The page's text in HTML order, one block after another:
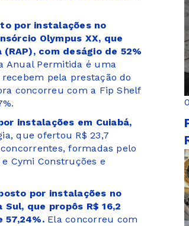
por instalações no
Olympus XX, que
com deságio de 52%
Anual Permitida é uma
pela prestação do
concorreu com a Fip Shelf
instalações em Cuiabá,
que ofertou R$ 23,7
formadas pelo
Cymi Construções e
por instalações no
que propôs R$ 16,2
57,24%. Ela concorreu com